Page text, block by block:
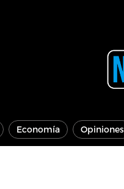
Economía Opiniones